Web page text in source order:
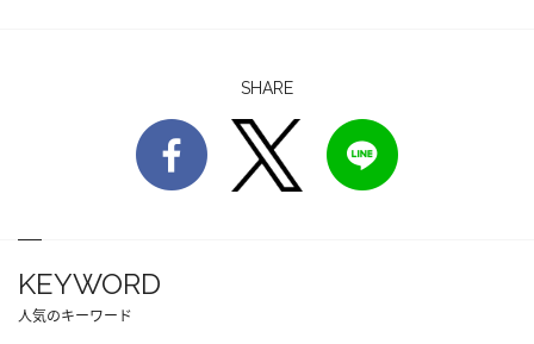
SHARE
KEYWORD
人気のキーワード